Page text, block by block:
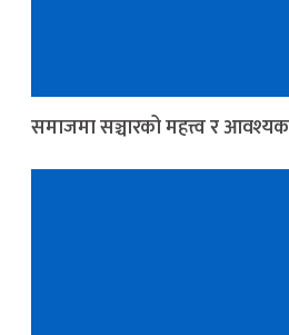
समाजमा सञ्चारको महत्त्व र